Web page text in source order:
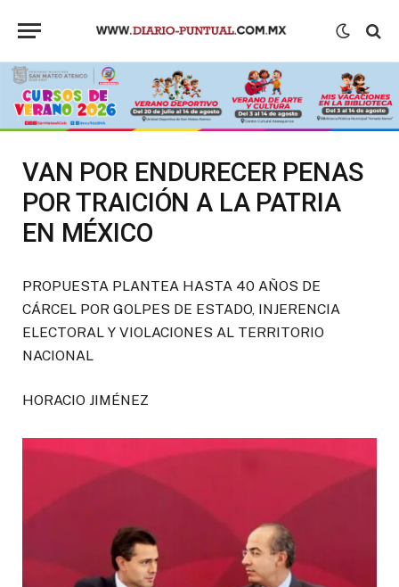
VAN POR ENDURECER PENAS
POR TRAICIÓN A LA PATRIA
EN MÉXICO
PROPUESTA PLANTEA HASTA 40 AÑOS DE
CÁRCEL POR GOLPES DE ESTADO, INJERENCIA
ELECTORAL Y VIOLACIONES AL TERRITORIO
NACIONAL
HORACIO JIMÉNEZ